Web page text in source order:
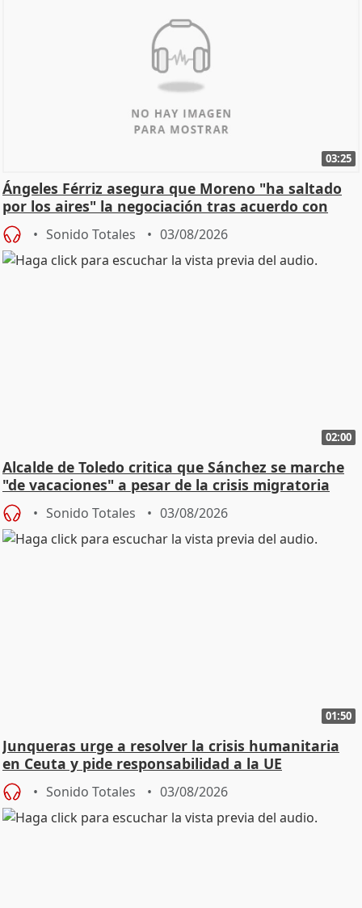
03:25
Ángeles Férriz asegura que Moreno "ha saltado
por los aires" la negociación tras acuerdo con
SMA
Sonido Totales 03/08/2026
02:00
Alcalde de Toledo critica que Sánchez se marche
"de vacaciones" a pesar de la crisis migratoria
Sonido Totales 03/08/2026
01:50
Junqueras urge a resolver la crisis humanitaria
en Ceuta y pide responsabilidad a la UE
Sonido Totales 03/08/2026